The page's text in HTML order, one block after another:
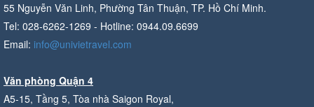
55 Nguyễn Văn Linh, Phường Tân Thuận, TP. Hồ Chí Minh.
Tel: 028-6262-1269 - Hotline: 0944.09.6699
Email: info@univietravel.com
Văn phòng Quận 4
A5-15, Tầng 5, Tòa nhà Saigon Royal,